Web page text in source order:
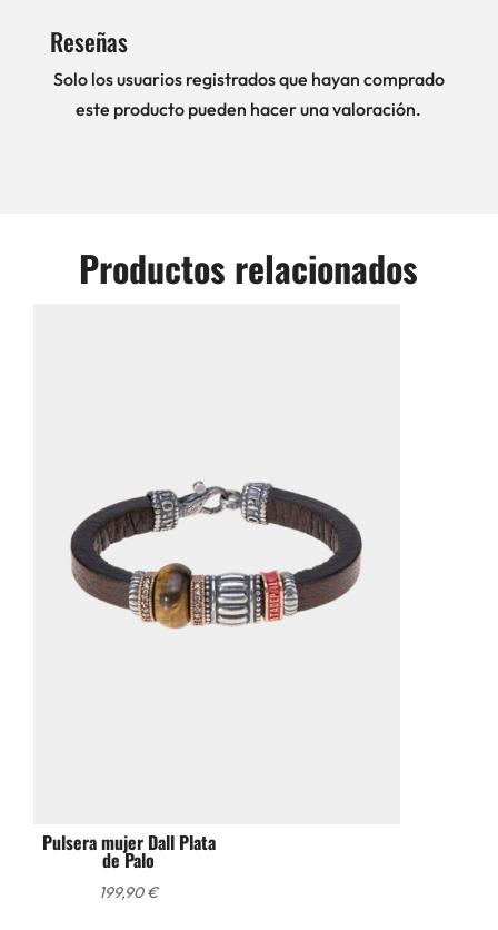
Reseñas
Solo los usuarios registrados que hayan comprado
este producto pueden hacer una valoración.
Productos relacionados
Pulsera mujer Dall Plata
de Palo
199,90€